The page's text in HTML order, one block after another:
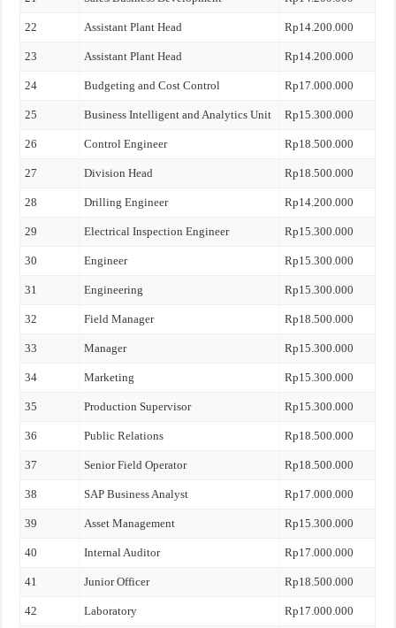
22 Assistant Plant Head Rp14.200.000
23 Assistant Plant Head Rp14.200.000
24 Budgeting and Cost Control Rp17.000.000
25 Business Intelligent and Analytics Unit Rp15.300.000
26 Control Engineer Rp18.500.000
27 Division Head Rp18.500.000
28 Drilling Engineer Rp14.200.000
29 Electrical Inspection Engineer Rp15.300.000
30 Engineer Rp15.300.000
31 Engineering Rp15.300.000
32 Field Manager Rp18.500.000
33 Manager Rp15.300.000
34 Marketing Rp15.300.000
35 Production Supervisor Rp15.300.000
36 Public Relations Rp18.500.000
37 Senior Field Operator Rp18.500.000
38 SAP Business Analyst Rp17.000.000
39 Asset Management Rp15.300.000
40 Internal Auditor Rp17.000.000
41 Junior Officer Rp18.500.000
42 Laboratory Rp17.000.000